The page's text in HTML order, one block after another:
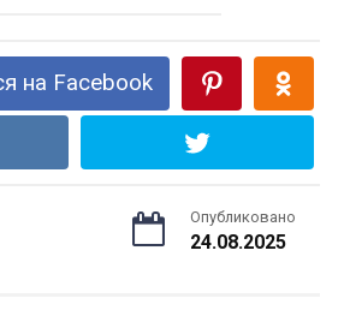
на Facebook
Опубликовано
24.08.2025